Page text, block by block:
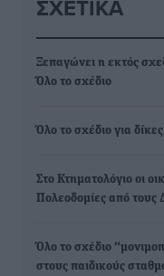
ΣΧΕΤΙΚΆ
Ξεπαγώνει η εκτός
Όλο το σχέδιο
Όλο το σχέδιο για
Στο Κτηματολόγιο οι
Πολεοδομίες από τους
Όλο το σχέδιο
στους παιδικούς